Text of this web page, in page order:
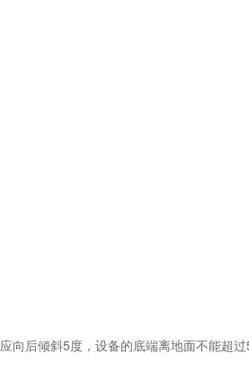
向后倾斜5度，设备的底端离地面不能超